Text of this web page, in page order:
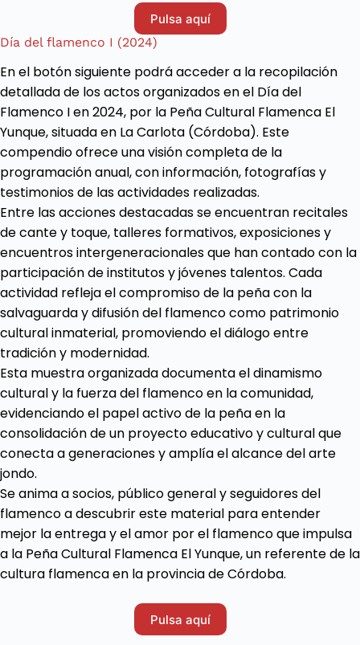
Pulsa aquí
Día del flamenco I (2024)
En el botón siguiente podrá acceder a la recopilación
detallada de los actos organizados en el Día del
Flamenco I en 2024, por la Peña Cultural Flamenca El
Yunque, situada en La Carlota (Córdoba). Este
compendio ofrece una visión completa de la
programación anual, con información, fotografías y
testimonios de las actividades realizadas.
Entre las acciones destacadas se encuentran recitales
de cante y toque, talleres formativos, exposiciones y
encuentros intergeneracionales que han contado con la
participación de institutos y jóvenes talentos. Cada
actividad refleja el compromiso de la peña con la
salvaguarda y difusión del flamenco como patrimonio
cultural inmaterial, promoviendo el diálogo entre
tradición y modernidad.
Esta muestra organizada documenta el dinamismo
cultural y la fuerza del flamenco en la comunidad,
evidenciando el papel activo de la peña en la
consolidación de un proyecto educativo y cultural que
conecta a generaciones y amplía el alcance del arte
jondo.
Se anima a socios, público general y seguidores del
flamenco a descubrir este material para entender
mejor la entrega y el amor por el flamenco que impulsa
a la Peña Cultural Flamenca El Yunque, un referente de la
cultura flamenca en la provincia de Córdoba.
Pulsa aquí